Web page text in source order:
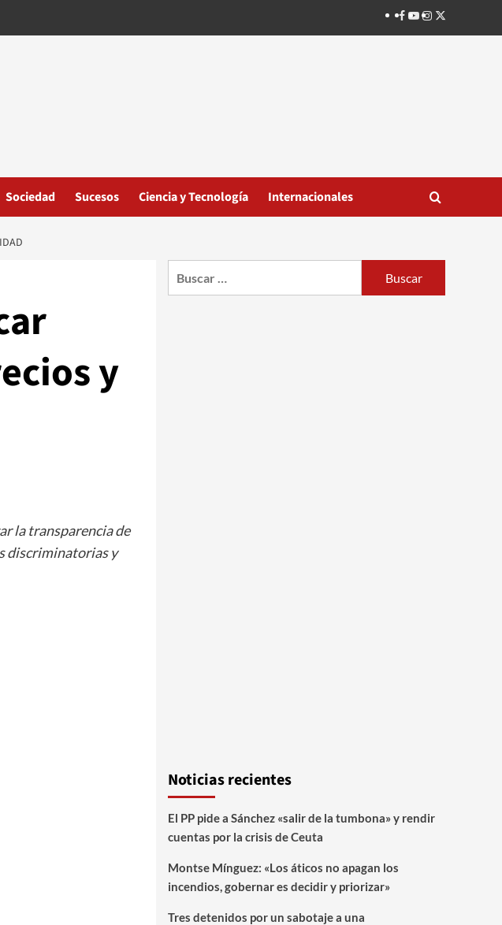
Facebook
Youtube
Instagram
Twitter
Sociedad Sucesos Ciencia y Tecnología Internacionales
y
la transparencia de
discriminatorias y
Noticias recientes
El PP pide a Sánchez «salir de la tumbona» y rendir
cuentas por la crisis de Ceuta
Montse Mínguez: «Los áticos no apagan los
incendios, gobernar es decidir y priorizar»
Tres detenidos por un sabotaje a una